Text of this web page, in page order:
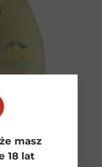
masz
18 lat